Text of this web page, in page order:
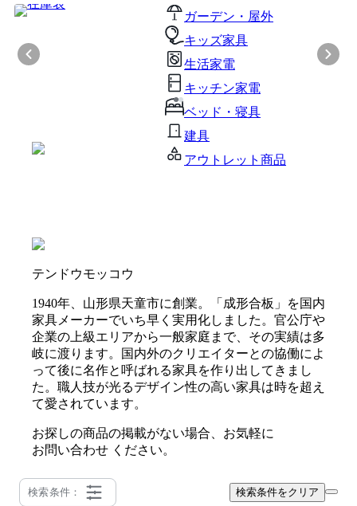
ガーデン・屋外
キッズ家具
生活家電
キッチン家電
ベッド・寝具
建具
アウトレット商品
テンドウモッコウ
1940年、山形県天童市に創業。「成形合板」を国内
家具メーカーでいち早く実用化しました。官公庁や
企業の上級エリアから一般家庭まで、その実績は多
岐に渡ります。国内外のクリエイターとの協働によ
って後に名作と呼ばれる家具を作り出してきまし
た。職人技が光るデザイン性の高い家具は時を超え
て愛されています。
お探しの商品の掲載がない場合、お気軽に
お問い合わせ ください。
検索条件： 検索条件をクリア